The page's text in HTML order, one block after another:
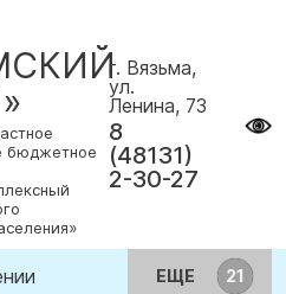
бюджетное
г. Вязьма,
ул.
Ленина, 73
8
(48131)
2-30-27
ЕЩЕ